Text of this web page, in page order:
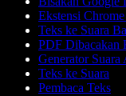
Ekstensi
Teks ke Suara
PDF Dibacakan
Generator Suara
Teks ke Suara
Pembaca Teks